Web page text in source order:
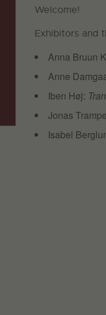
Welcome!
Exhibitors and
Anna Bruun
Anne
Iben Høj:
Jonas
Isabel